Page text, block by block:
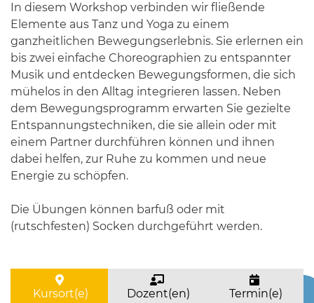
In diesem Workshop verbinden wir fließende
Elemente aus Tanz und Yoga zu einem
ganzheitlichen Bewegungserlebnis. Sie erlernen ein
bis zwei einfache Choreographien zu entspannter
Musik und entdecken Bewegungsformen, die sich
mühelos in den Alltag integrieren lassen. Neben
dem Bewegungsprogramm erwarten Sie gezielte
Entspannungstechniken, die sie allein oder mit
einem Partner durchführen können und ihnen
dabei helfen, zur Ruhe zu kommen und neue
Energie zu schöpfen.
Die Übungen können barfuß oder mit
(rutschfesten) Socken durchgeführt werden.
Kursort(e) Dozent(en) Termin(e)